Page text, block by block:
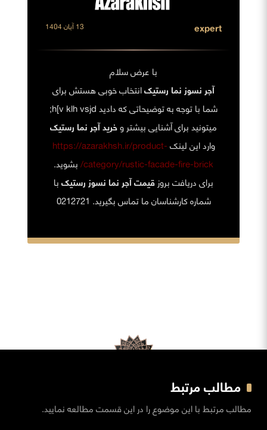
expert 13 آبان 1404
با عرض سلام
آجر نسوز نما رستیکانتخاب خوبی هستش برای
شما با توجه به توضیحاتی که دادید h[v klh vsjd;
میتونید برای آشنایی بیشتر وخرید آجر نما رستیک
وارد این لینکhttps://azarakhsh.ir/product-
category/rustic-facade-fire-brick/ بشوید.
برای دریافت بروزقیمت آجر نما نسوز رستیکبا
شماره کارشناسان ما تماس بگیرید. 0212721
مطالب مرتبط
مطالب مرتبط با این موضوع را در این قسمت مطالعه نمایید.